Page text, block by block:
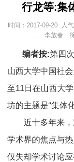
行龙等:集
时间：2017-09-20 人气
李放春
编者按:第四
山西大学中国社
至11 日在山西大
坊的主题是“集体
近十多年来，
学术界的焦点与
仅失却学术讨论